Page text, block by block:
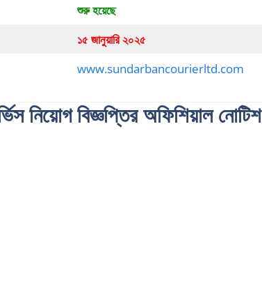
শুরু হয়েছে
১৫ জানুয়ারি ২০২৫
www.sundarbancourierltd.com
নিয়োগ বিজ্ঞপ্তির অফিশিয়াল নোটিশ